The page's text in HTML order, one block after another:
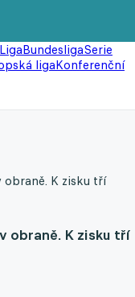
BundesligaSerie
ligaKonferenční
K zisku tří
obraně. K zisku tří